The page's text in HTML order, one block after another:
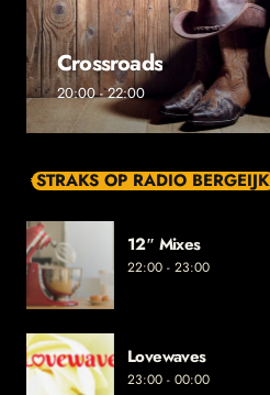
Crossroads
20:00 - 22:00
STRAKS OP RADIO BERGEIJK
12″ Mixes
22:00 - 23:00
Lovewaves
23:00 - 00:00